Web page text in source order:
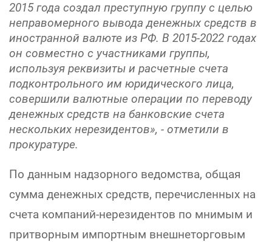
2015 года создал преступную группу с целью
неправомерного вывода денежных средств в
иностранной валюте из РФ. В 2015-2022 годах
он совместно с участниками группы,
используя реквизиты и расчетные счета
подконтрольного им юридического лица,
совершили валютные операции по переводу
денежных средств на банковские счета
нескольких нерезидентов», - отметили в
прокуратуре.
По данным надзорного ведомства, общая
сумма денежных средств, перечисленных на
счета компаний-нерезидентов по мнимым и
притворным импортным внешнеторговым